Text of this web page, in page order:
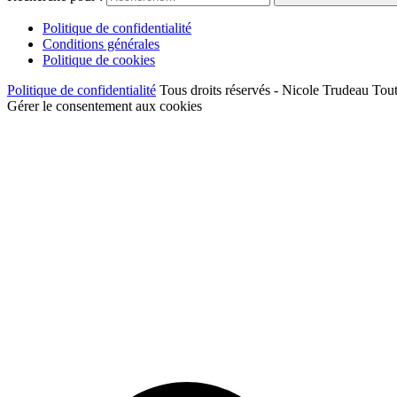
Politique de confidentialité
Conditions générales
Politique de cookies
Politique de confidentialité Tous droits réservés - Nicole Trudeau
Gérer le consentement aux cookies